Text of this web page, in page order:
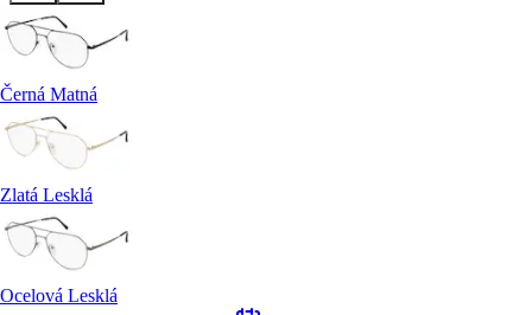
Černá Matná
Zlatá Lesklá
Ocelová Lesklá